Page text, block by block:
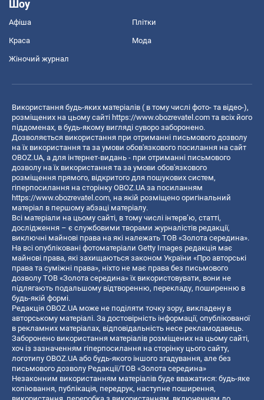
Шоу
Афіша Плітки
Краса Мода
Жіночий журнал
Використання будь-яких матеріалів ( в тому числі фото- та відео-),
розміщених на цьому сайті https://www.obozrevatel.com та всіх його
піддоменах, в будь-якому вигляді суворо заборонено.
Дозволяється використання при отриманні письмового дозволу
на їх використання та за умови обов'язкового посилання на сайт
OBOZ.UA, а для інтернет-видань - при отриманні письмового
дозволу на їх використання та за умови обов'язкового
розміщення прямого, відкритого для пошукових систем,
гіперпосилання на сторінку OBOZ.UA за посиланням
https://www.obozrevatel.com, на якій розміщено оригінальний
матеріал в першому абзаці матеріалу.
Всі матеріали на цьому сайті, в тому числі інтерв’ю, статті,
дослідження – є службовими творами журналістів редакції,
виключні майнові права на які належать ТОВ «Золота середина».
На всі опубліковані фотоматеріали Getty Images редакція має
майнові права, які захищаються законом України «Про авторські
права та суміжні права», ніхто не має права без письмового
дозволу ТОВ «Золота середина» їх використовувати, вони не
підлягають подальшому відтворенню, перекладу, поширенню в
будь-якій формі.
Редакція OBOZ.UA може не поділяти точку зору, викладену в
авторському матеріалі. За достовірність інформації, опублікованої
в рекламних матеріалах, відповідальність несе рекламодавець.
Заборонено використання матеріалів розміщених на цьому сайті,
хоч із зазначенням гіперпосилання на сторінку цього сайту,
логотипу OBOZ.UA або будь-якого іншого згадування, але без
письмового дозволу Редакції/ТОВ «Золота середина»
Незаконним використанням матеріалів буде вважатися: будь-яке
копiювання, публiкацiя, передрук, наступне поширення,
використання, переробка з використанням, включенням до